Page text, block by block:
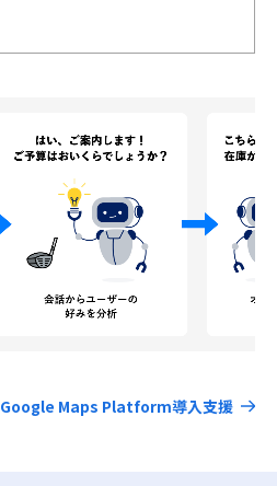
Google Maps Platform導入支援